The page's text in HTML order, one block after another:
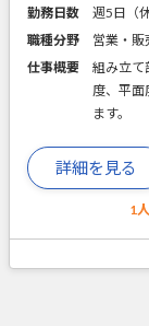
勤務日数
週5日（
職種分野
営業・販
仕事概要
組み立て
度、平面
ます。
詳細を見る
1人